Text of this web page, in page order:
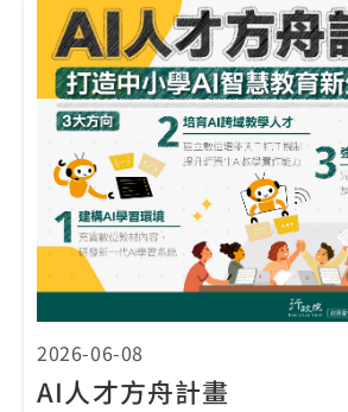
2026-06-08
AI人才方舟計畫